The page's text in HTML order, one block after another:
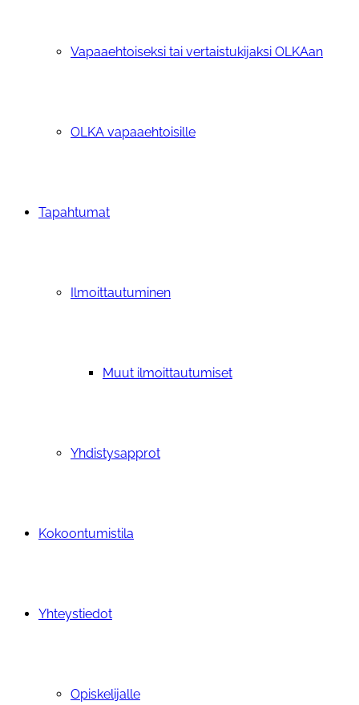
Vapaaehtoiseksi tai vertaistukijaksi OLKAan
OLKA vapaaehtoisille
Tapahtumat
Ilmoittautuminen
Muut ilmoittautumiset
Yhdistysapprot
Kokoontumistila
Yhteystiedot
Opiskelijalle